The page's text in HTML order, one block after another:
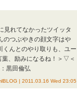
見れてなかったツイッタ
のつぶやきの顔文字はや
くんとのやり取りも、ユー
、励みになるね！＞▽＜
黒田倫弘
| 2011.03.16 Wed 23:05